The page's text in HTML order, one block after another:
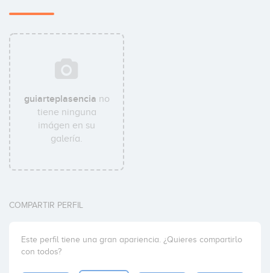
guiarteplasencia no
tiene ninguna
imágen en su
galería.
COMPARTIR PERFIL
Este perfil tiene una gran apariencia. ¿Quieres compartirlo
con todos?